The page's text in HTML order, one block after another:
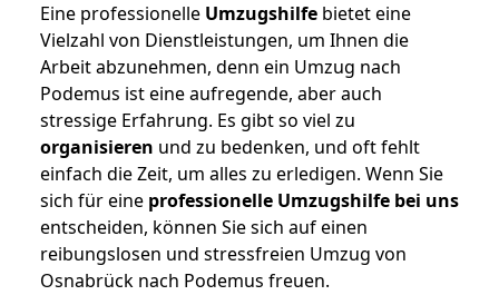
Eine professionelle Umzugshilfe bietet eine
Vielzahl von Dienstleistungen, um Ihnen die
Arbeit abzunehmen, denn ein Umzug nach
Podemus ist eine aufregende, aber auch
stressige Erfahrung. Es gibt so viel zu
organisieren und zu bedenken, und oft fehlt
einfach die Zeit, um alles zu erledigen. Wenn Sie
sich für eine professionelle Umzugshilfe bei uns
entscheiden, können Sie sich auf einen
reibungslosen und stressfreien Umzug von
Osnabrück nach Podemus freuen.